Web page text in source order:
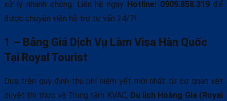
xử lý nhanh chóng. Liên hệ ngay Hotline: 0909.858.319 để
được chuyên viên hỗ trợ tư vấn 24/7!
1 – Bảng Giá Dịch Vụ Làm Visa Hàn Quốc
Tại Royal Tourist
Dựa trên quy định thu phí niêm yết mới nhất từ cơ quan xét
duyệt thị thực và Trung tâm KVAC, Du lịch Hoàng Gia (Royal